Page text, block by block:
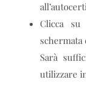
Clicca su
schermata
Sarà
utilizzare